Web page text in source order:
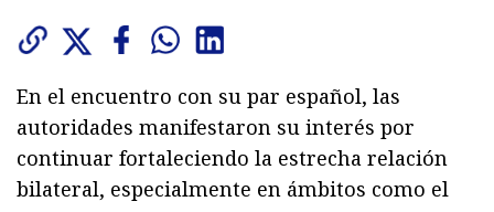
En el encuentro con su par español, las
autoridades manifestaron su interés por
continuar fortaleciendo la estrecha relación
bilateral, especialmente en ámbitos como el